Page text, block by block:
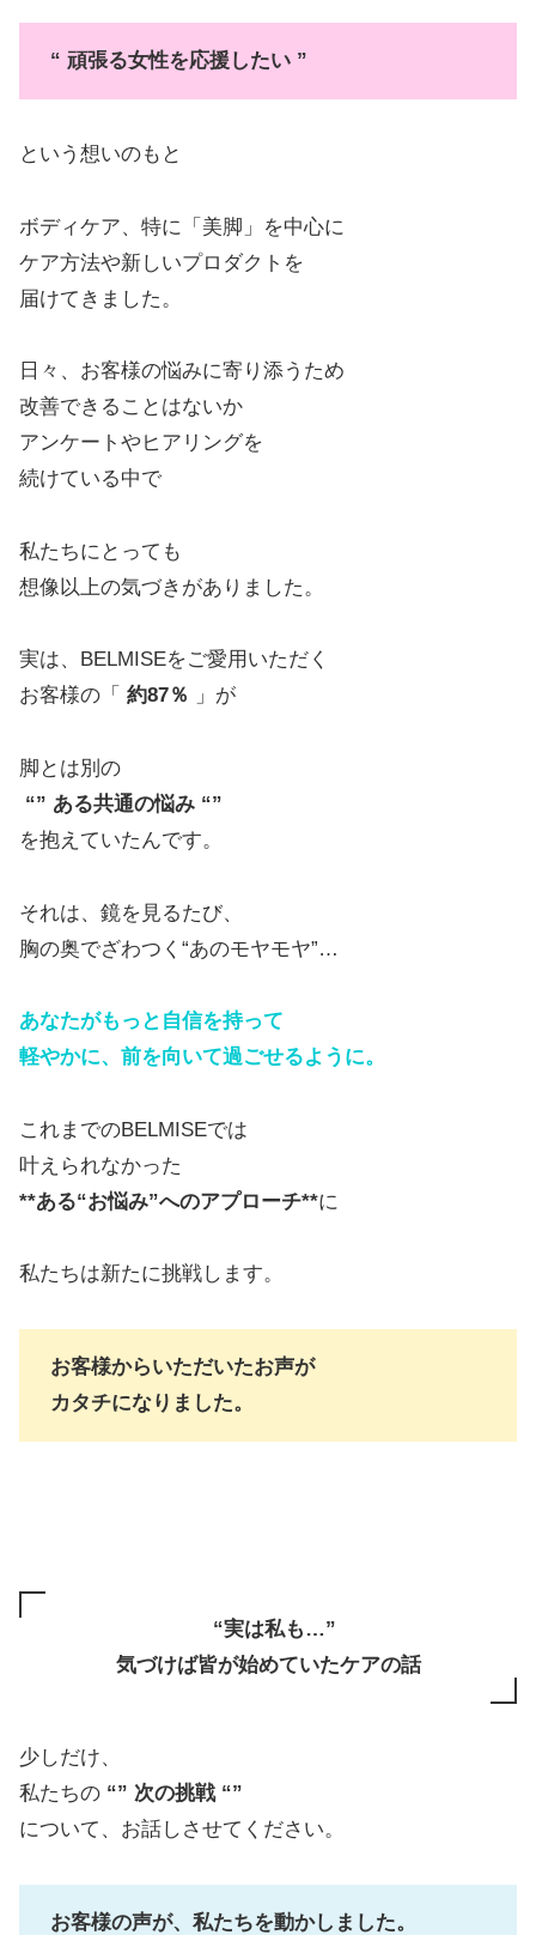
“ 頑張る女性を応援したい ”
という想いのもと
ボディケア、特に「美脚」を中心に
ケア方法や新しいプロダクトを
届けてきました。
日々、お客様の悩みに寄り添うため
改善できることはないか
アンケートやヒアリングを
続けている中で
私たちにとっても
想像以上の気づきがありました。
実は、BELMISEをご愛用いただく
お客様の「 約87％ 」が
脚とは別の
“” ある共通の悩み “”
を抱えていたんです。
それは、鏡を見るたび、
胸の奥でざわつく“あのモヤモヤ”…
あなたがもっと自信を持って
軽やかに、前を向いて過ごせるように。
これまでのBELMISEでは
叶えられなかった
**ある“お悩み”へのアプローチ**に
私たちは新たに挑戦します。
お客様からいただいたお声が
カタチになりました。
“実は私も…”
気づけば皆が始めていたケアの話
少しだけ、
私たちの “” 次の挑戦 “”
について、お話しさせてください。
お客様の声が、私たちを動かしました。